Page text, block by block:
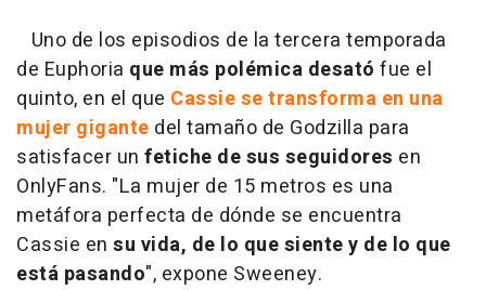
Uno de los episodios de la tercera temporada
de Euphoria que más polémica desató fue el
quinto, en el que Cassie se transforma en una
mujer gigante del tamaño de Godzilla para
satisfacer un fetiche de sus seguidores en
OnlyFans. "La mujer de 15 metros es una
metáfora perfecta de dónde se encuentra
Cassie en su vida, de lo que siente y de lo que
está pasando", expone Sweeney.